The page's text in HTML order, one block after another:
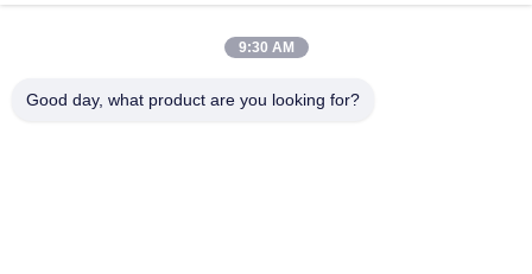
Atas
9:30 AM
Good day, what product are you looking for?